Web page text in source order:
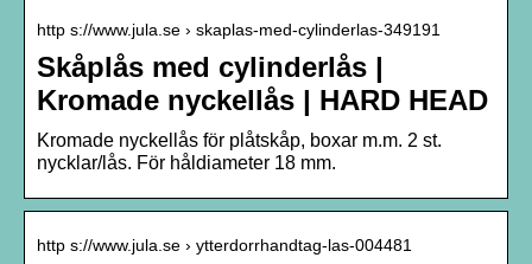
http s://www.jula.se › skaplas-med-cylinderlas-349191
Skåplås med cylinderlås |
Kromade nyckellås | HARD HEAD
Kromade nyckellås för plåtskåp, boxar m.m. 2 st.
nycklar/lås. För håldiameter 18 mm.
http s://www.jula.se › ytterdorrhandtag-las-004481